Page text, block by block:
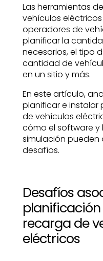
Las herramientas
vehículos
operadores de
planificar la
necesarios, el tipo
cantidad de
en un sitio y más.
En este artículo,
planificar e instalar
de vehículos
cómo el software y
simulación pueden
desafíos.
Desafíos
recarga de
eléctricos